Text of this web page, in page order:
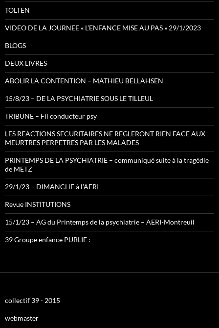
TOLTEN
VIDEO DE LA JOURNEE « L’ENFANCE MISE AU PAS » 29/1/2023
BLOGS
DEUX LIVRES
ABOLIR LA CONTENTION – MATHIEU BELLAHSEN
15/8/23 – DE LA PSYCHIATRIE SOUS LE TILLEUL
TRIBUNE – Fil conducteur psy
LES REACTIONS SECURITAIRES NE REGLERONT RIEN FACE AUX
MEURTRES PERPETRES PAR LES MALADES
PRINTEMPS DE LA PSYCHIATRIE – communiqué suite à la tragédie
de METZ
29/1/23 – DIMANCHE à l’AERI
Revue INSTITUTIONS
15/1/23 – AG du Printemps de la psychiatrie – AERI-Montreuil
39 Groupe enfance PUBLIE :
collectif 39 - 2015
webmaster